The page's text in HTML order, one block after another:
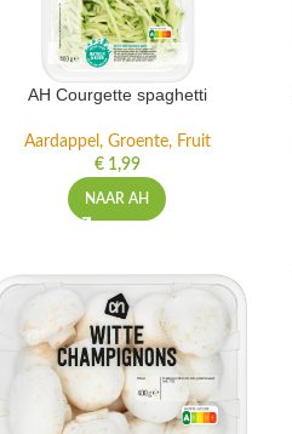
AH Courgette spaghetti
Aardappel, Groente, Fruit
€1,99
NAAR AH